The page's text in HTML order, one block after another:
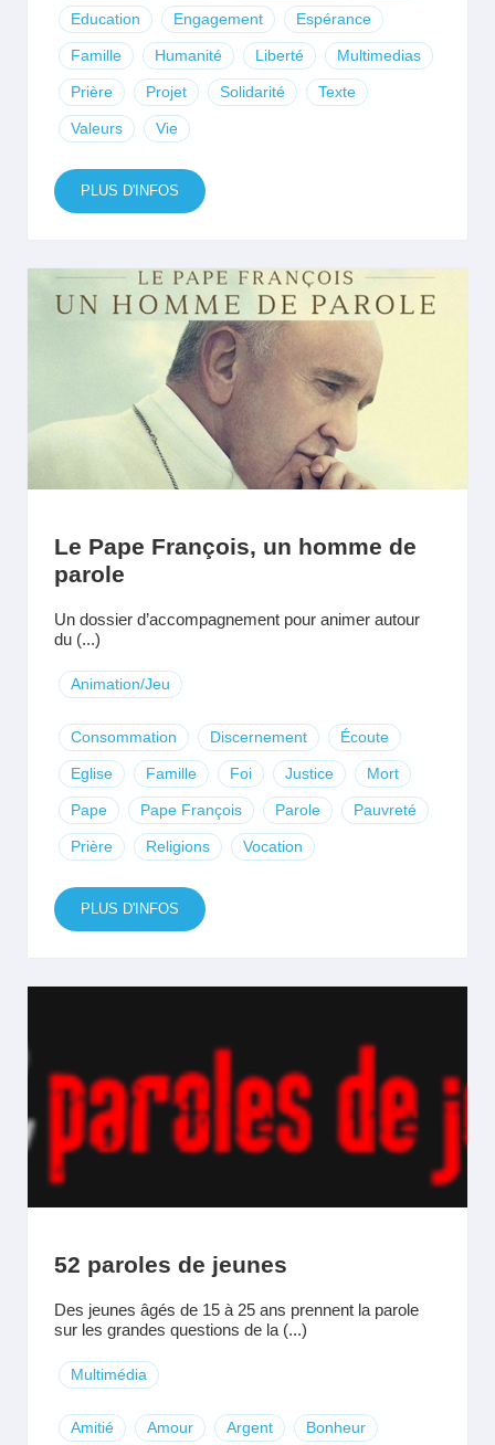
Education Engagement Espérance
Famille Humanité Liberté Multimedias
Prière Projet Solidarité Texte
Valeurs Vie
PLUS D'INFOS
Le Pape François, un homme de
parole
Un dossier d’accompagnement pour animer autour
du (...)
Animation/Jeu
Consommation Discernement Écoute
Eglise Famille Foi Justice Mort
Pape Pape François Parole Pauvreté
Prière Religions Vocation
PLUS D'INFOS
52 paroles de jeunes
Des jeunes âgés de 15 à 25 ans prennent la parole
sur les grandes questions de la (...)
Multimédia
Amitié Amour Argent Bonheur